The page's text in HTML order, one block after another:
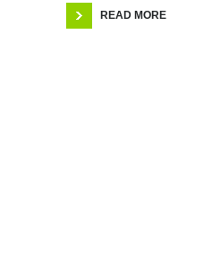
READ MORE